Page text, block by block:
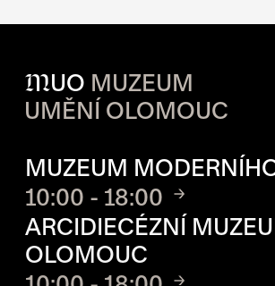
MUO MUZEUM
UMĚNÍ OLOMOUC
MUZEUM
10:00 - 18:00
ARCIDIECÉZNÍ
OLOMOUC